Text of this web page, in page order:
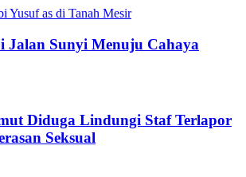
Jalan Sunyi Menuju Cahaya
Diduga Lindungi Staf Terlapor
Seksual